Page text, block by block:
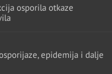
osporila otkaze
epidemija i dalje